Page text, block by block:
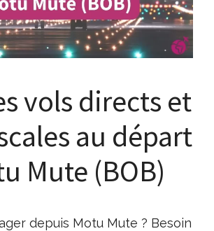
vols directs et
au départ
Mute (BOB)
depuis Motu Mute ? Besoin